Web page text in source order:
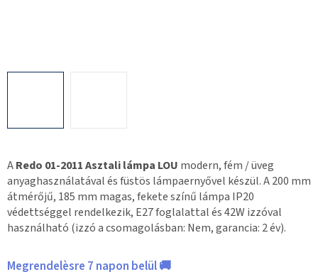
ARedo 01-2011 Asztali lámpa LOU modern, fém / üveg
anyaghasználatával és füstös lámpaernyővel készül. A 200 mm
átmérőjű, 185 mm magas, fekete színű lámpa IP20
védettséggel rendelkezik, E27 foglalattal és 42W izzóval
használható (izzó a csomagolásban: Nem, garancia: 2 év).
Megrendelèsre 7 napon belül 🚚